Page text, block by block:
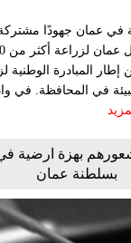
عمان جهودًا
في المحافظة. في
بهزة ارضية
بسلطنة عمان